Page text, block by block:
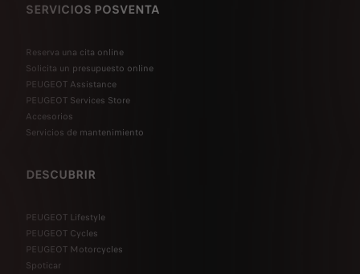
SERVICIOS POSVENTA
Reserva una cita online
Solicita un presupuesto online
PEUGEOT Assistance
PEUGEOT Services Store
Accesorios
Servicios de mantenimiento
DESCUBRIR
PEUGEOT Lifestyle
PEUGEOT Cycles
PEUGEOT Motorcycles
Spoticar